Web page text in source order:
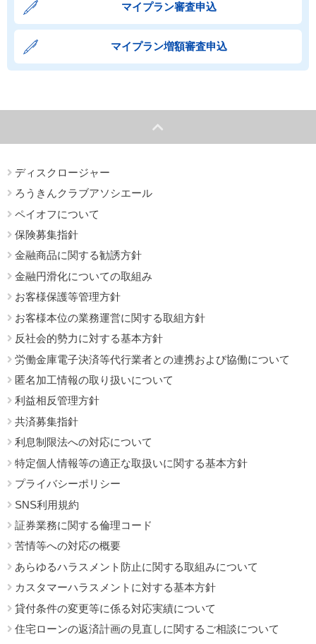
マイプラン審査申込
マイプラン増額審査申込
ディスクロージャー
ろうきんクラブアソシエール
ペイオフについて
保険募集指針
金融商品に関する勧誘方針
金融円滑化についての取組み
お客様保護等管理方針
お客様本位の業務運営に関する取組方針
反社会的勢力に対する基本方針
労働金庫電子決済等代行業者との連携および協働について
匿名加工情報の取り扱いについて
利益相反管理方針
共済募集指針
利息制限法への対応について
特定個人情報等の適正な取扱いに関する基本方針
プライバシーポリシー
SNS利用規約
証券業務に関する倫理コード
苦情等への対応の概要
あらゆるハラスメント防止に関する取組みについて
カスタマーハラスメントに対する基本方針
貸付条件の変更等に係る対応実績について
住宅ローンの返済計画の見直しに関するご相談について